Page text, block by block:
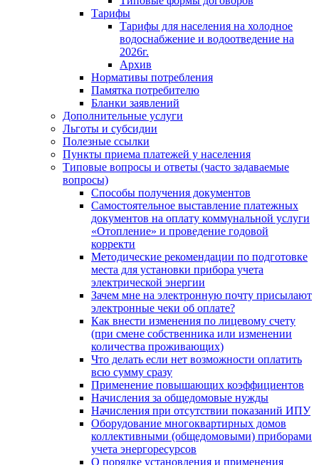
Тарифы
Тарифы для населения на холодное
водоснабжение и водоотведение на
2026г.
Архив
Нормативы потребления
Памятка потребителю
Бланки заявлений
Дополнительные услуги
Льготы и субсидии
Полезные ссылки
Пункты приема платежей у населения
Типовые вопросы и ответы (часто задаваемые
вопросы)
Способы получения документов
Самостоятельное выставление платежных
документов на оплату коммунальной услуги
«Отопление» и проведение годовой
корректи
Методические рекомендации по подготовке
места для установки прибора учета
электрической энергии
Зачем мне на электронную почту присылают
электронные чеки об оплате?
Как внести изменения по лицевому счету
(при смене собственника или изменении
количества проживающих)
Что делать если нет возможности оплатить
всю сумму сразу
Применение повышающих коэффициентов
Начисления за общедомовые нужды
Начисления при отсутствии показаний ИПУ
Оборудование многоквартирных домов
коллективными (общедомовыми) приборами
учета энергоресурсов
О порядке установления и применения